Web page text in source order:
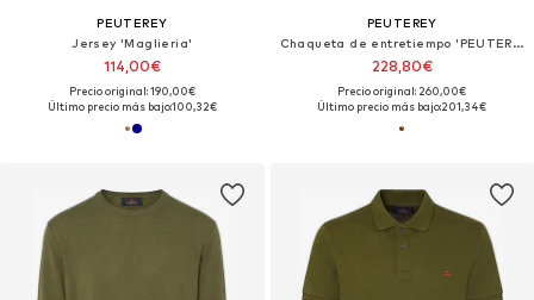
PEUTEREY
Jersey 'Maglieria'
114,00€
Precio original: 190,00€
Último precio más bajo:100,32€
PEUTEREY
Chaqueta de entretiempo 'PEUTEREY NIGLE U 01 GIUBBINO'
228,80€
Precio original: 260,00€
Último precio más bajo:201,34€